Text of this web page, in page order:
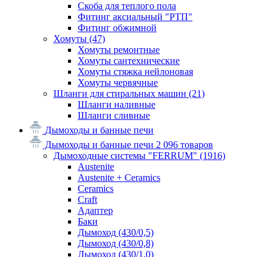
Скоба для теплого пола
Фитинг аксиальный "РТП"
Фитинг обжимной
Хомуты (47)
Хомуты ремонтные
Хомуты сантехнические
Хомуты стяжка нейлоновая
Хомуты червячные
Шланги для стиральных машин (21)
Шланги наливные
Шланги сливные
Дымоходы и банные печи
Дымоходы и банные печи 2 096 товаров
Дымоходные системы "FERRUM" (1916)
Austenite
Austenite + Ceramics
Ceramics
Craft
Адаптер
Баки
Дымоход (430/0,5)
Дымоход (430/0,8)
Дымоход (430/1,0)